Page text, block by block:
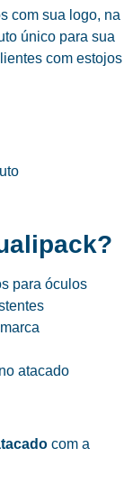
com sua logo, na
único para sua
com estojos
para óculos
atacado
com a